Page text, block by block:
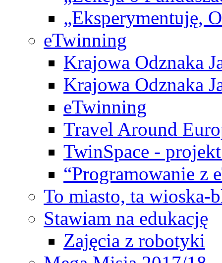
„Eksperymentuję,
eTwinning
Krajowa Odznaka
Krajowa Odznaka
eTwinning
Travel Around
TwinSpace -
“Programowanie z
To miasto, ta wioska-
Stawiam na edukację
Zajęcia z robotyki